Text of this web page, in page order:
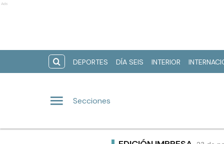
Ads
DEPORTES DÍA SEIS INTERIOR
Secciones